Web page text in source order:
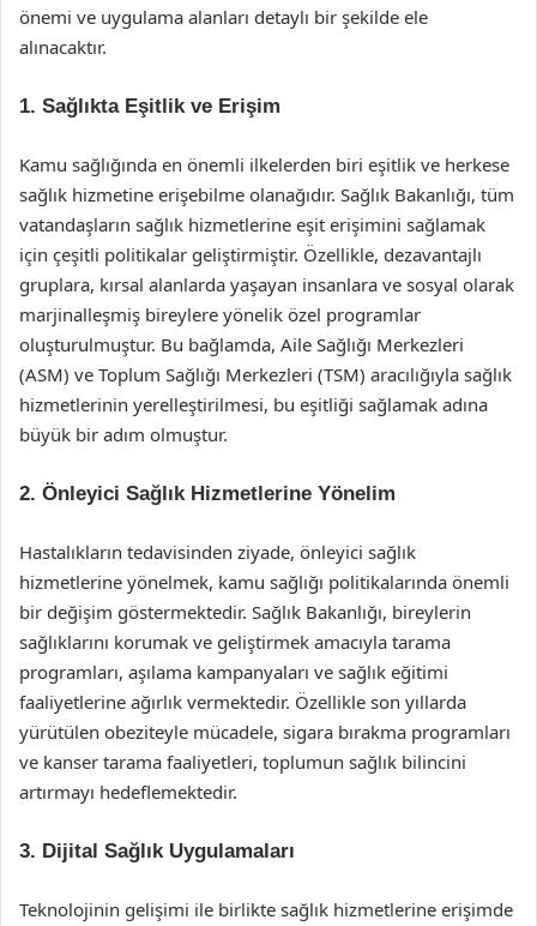
önemi ve uygulama alanları detaylı bir şekilde ele
alınacaktır.
1. Sağlıkta Eşitlik ve Erişim
Kamu sağlığında en önemli ilkelerden biri eşitlik ve herkese
sağlık hizmetine erişebilme olanağıdır. Sağlık Bakanlığı, tüm
vatandaşların sağlık hizmetlerine eşit erişimini sağlamak
için çeşitli politikalar geliştirmiştir. Özellikle, dezavantajlı
gruplara, kırsal alanlarda yaşayan insanlara ve sosyal olarak
marjinalleşmiş bireylere yönelik özel programlar
oluşturulmuştur. Bu bağlamda, Aile Sağlığı Merkezleri
(ASM) ve Toplum Sağlığı Merkezleri (TSM) aracılığıyla sağlık
hizmetlerinin yerelleştirilmesi, bu eşitliği sağlamak adına
büyük bir adım olmuştur.
2. Önleyici Sağlık Hizmetlerine Yönelim
Hastalıkların tedavisinden ziyade, önleyici sağlık
hizmetlerine yönelmek, kamu sağlığı politikalarında önemli
bir değişim göstermektedir. Sağlık Bakanlığı, bireylerin
sağlıklarını korumak ve geliştirmek amacıyla tarama
programları, aşılama kampanyaları ve sağlık eğitimi
faaliyetlerine ağırlık vermektedir. Özellikle son yıllarda
yürütülen obeziteyle mücadele, sigara bırakma programları
ve kanser tarama faaliyetleri, toplumun sağlık bilincini
artırmayı hedeflemektedir.
3. Dijital Sağlık Uygulamaları
Teknolojinin gelişimi ile birlikte sağlık hizmetlerine erişimde